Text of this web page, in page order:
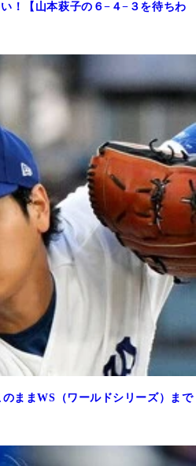
！【山本萩子の６−４−３を待ちわ
ままWS（ワールドシリーズ）まで